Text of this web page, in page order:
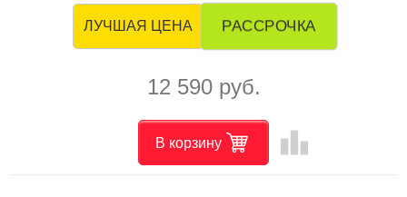
ЛУЧШАЯ ЦЕНА РАССРОЧКА
12 590 руб.
В корзину leaderboard